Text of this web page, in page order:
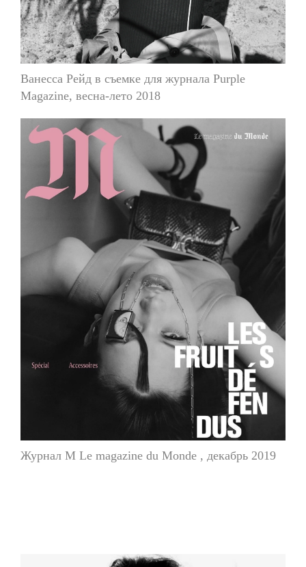
Ванесса Рейд в съемке для журнала Purple
Magazine, весна-лето 2018
Журнал M Le magazine du Monde , декабрь 2019